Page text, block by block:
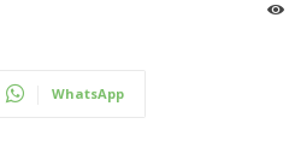
WhatsApp